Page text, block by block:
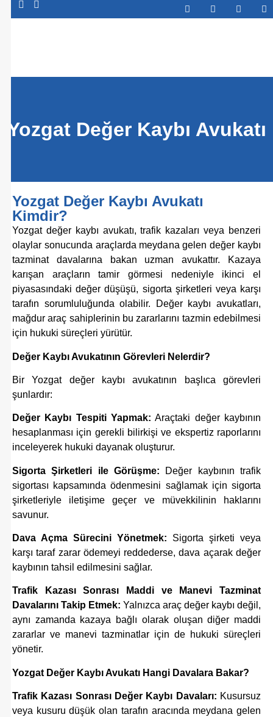
Yozgat Değer Kaybı Avukatı
Yozgat Değer Kaybı Avukatı
Kimdir?
Yozgat değer kaybı avukatı, trafik kazaları veya benzeri
olaylar sonucunda araçlarda meydana gelen değer kaybı
tazminat davalarına bakan uzman avukattır. Kazaya
karışan araçların tamir görmesi nedeniyle ikinci el
piyasasındaki değer düşüşü, sigorta şirketleri veya karşı
tarafın sorumluluğunda olabilir. Değer kaybı avukatları,
mağdur araç sahiplerinin bu zararlarını tazmin edebilmesi
için hukuki süreçleri yürütür.
Değer Kaybı Avukatının Görevleri Nelerdir?
Bir Yozgat değer kaybı avukatının başlıca görevleri
şunlardır:
Değer Kaybı Tespiti Yapmak: Araçtaki değer kaybının
hesaplanması için gerekli bilirkişi ve ekspertiz raporlarını
inceleyerek hukuki dayanak oluşturur.
Sigorta Şirketleri ile Görüşme: Değer kaybının trafik
sigortası kapsamında ödenmesini sağlamak için sigorta
şirketleriyle iletişime geçer ve müvekkilinin haklarını
savunur.
Dava Açma Sürecini Yönetmek: Sigorta şirketi veya
karşı taraf zarar ödemeyi reddederse, dava açarak değer
kaybının tahsil edilmesini sağlar.
Trafik Kazası Sonrası Maddi ve Manevi Tazminat
Davalarını Takip Etmek: Yalnızca araç değer kaybı değil,
aynı zamanda kazaya bağlı olarak oluşan diğer maddi
zararlar ve manevi tazminatlar için de hukuki süreçleri
yönetir.
Yozgat Değer Kaybı Avukatı Hangi Davalara Bakar?
Trafik Kazası Sonrası Değer Kaybı Davaları: Kusursuz
veya kusuru düşük olan tarafın aracında meydana gelen